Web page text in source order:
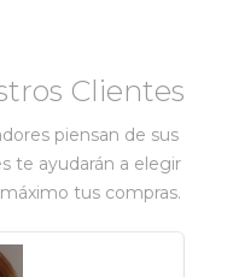
Clientes
piensan de sus
te ayudarán a elegir
tus compras.